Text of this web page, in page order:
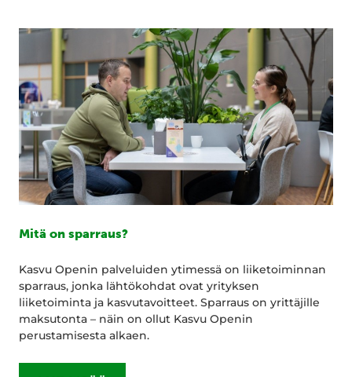
Mitä on sparraus?
Kasvu Openin palveluiden ytimessä on liiketoiminnan
sparraus, jonka lähtökohdat ovat yrityksen
liiketoiminta ja kasvutavoitteet. Sparraus on yrittäjille
maksutonta – näin on ollut Kasvu Openin
perustamisesta alkaen.